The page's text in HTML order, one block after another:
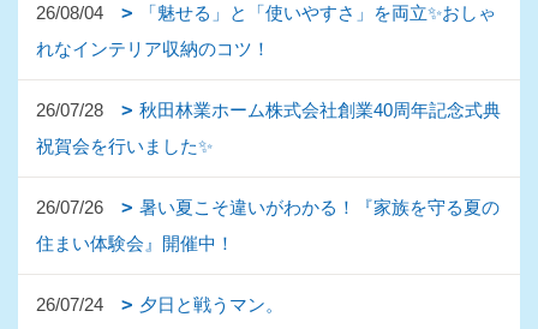
26/08/04
「魅せる」と「使いやすさ」を両立✨おしゃ
れなインテリア収納のコツ！
26/07/28
秋田林業ホーム株式会社創業40周年記念式典
祝賀会を行いました✨
26/07/26
暑い夏こそ違いがわかる！『家族を守る夏の
住まい体験会』開催中！
26/07/24 夕日と戦うマン。